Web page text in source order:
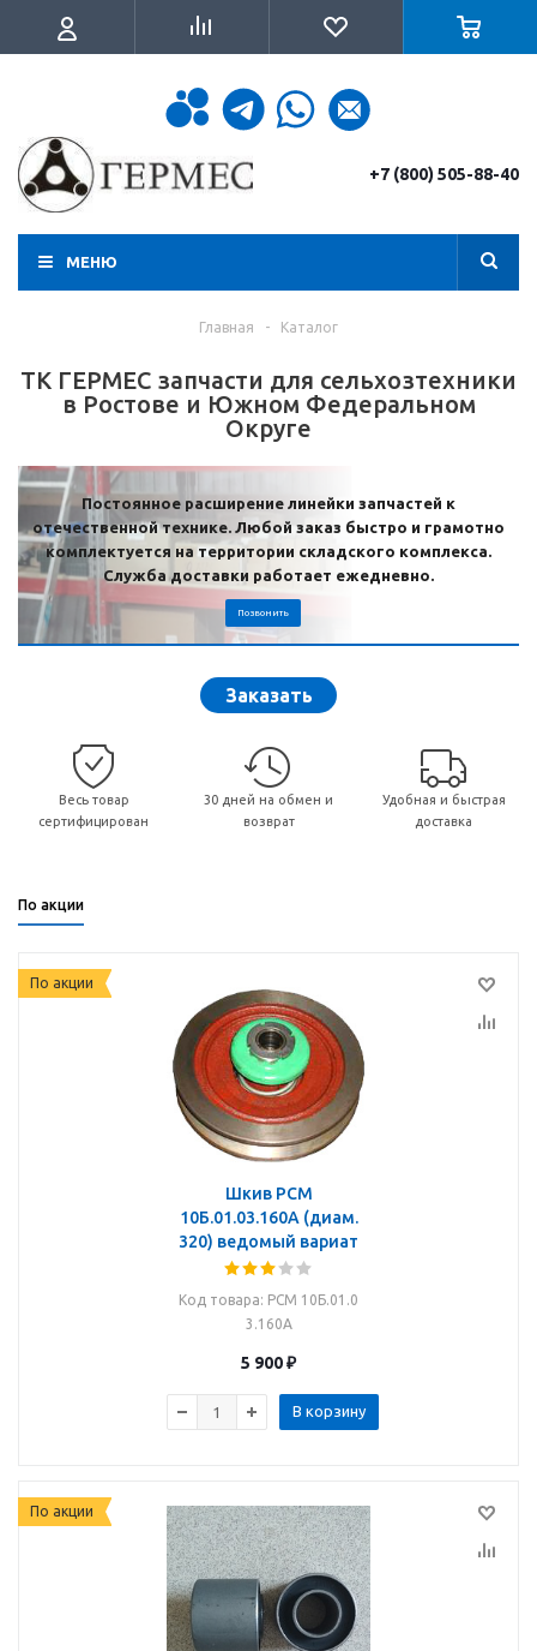
+7 (800) 505-88-40
МЕНЮ
Главная - Каталог
ТК ГЕРМЕС запчасти для сельхозтехники
в Ростове и Южном Федеральном
Округе
Постоянное расширение линейки запчастей к
отечественной технике. Любой заказ быстро и грамотно
комплектуется на территории складского комплекса.
Служба доставки работает ежедневно.
Позвонить
Заказать
Весь товар
сертифицирован
30 дней на обмен и
возврат
Удобная и быстрая
доставка
По акции
По акции
Шкив РСМ
10Б.01.03.160А (диам.
320) ведомый вариат
Код товара: РСМ 10Б.01.0
3.160А
5 900₽
В корзину
По акции